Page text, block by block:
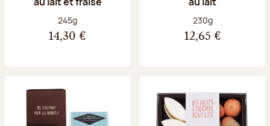
Poids net :
245g
14,30 €
Poids net :
230g
12,65 €